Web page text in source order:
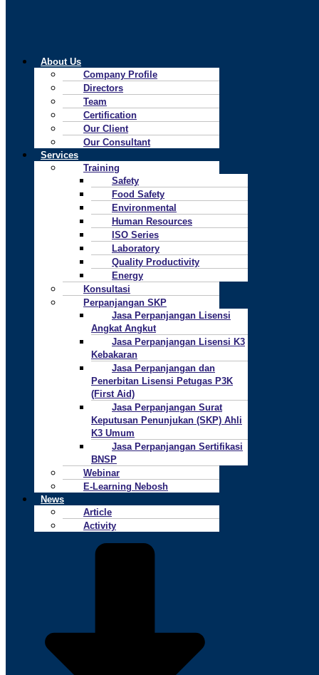
About Us
Company Profile
Directors
Team
Certification
Our Client
Our Consultant
Services
Training
Safety
Food Safety
Environmental
Human Resources
ISO Series
Laboratory
Quality Productivity
Energy
Konsultasi
Perpanjangan SKP
Jasa Perpanjangan Lisensi
Angkat Angkut
Jasa Perpanjangan Lisensi K3
Kebakaran
Jasa Perpanjangan dan
Penerbitan Lisensi Petugas P3K
(First Aid)
Jasa Perpanjangan Surat
Keputusan Penunjukan (SKP) Ahli
K3 Umum
Jasa Perpanjangan Sertifikasi
BNSP
Webinar
E-Learning Nebosh
News
Article
Activity